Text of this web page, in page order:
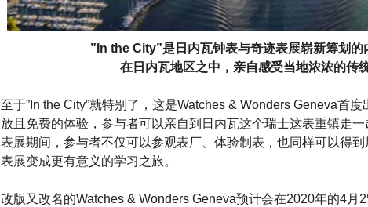
”In the City”是日内瓦钟表与奇迹表展崭新筹划
在日内瓦地区之中，亲自感受当地浓浓的传
至于”In the City”就特别了，这是Watches & Wonders Geneva首
放且免费的体验，参与者可以亲自到日内瓦这个瑞士这表重镇走
表展期间，参与者不仅可以参观表厂、体验制表，也同样可以得
表展变成更有意义的学习之旅。
改版又改名的Watches & Wonders Geneva预计会在2020年的4月